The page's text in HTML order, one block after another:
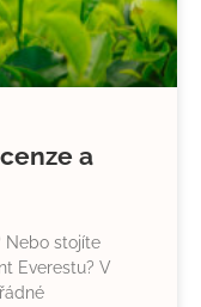
a
Nebo stojíte
Everestu? V